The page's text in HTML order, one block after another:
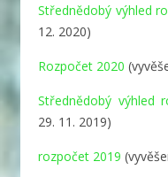
Střednědobý výhled
12. 2020)
Rozpočet 2020
Střednědobý výhled
29. 11. 2019)
rozpočet 2019